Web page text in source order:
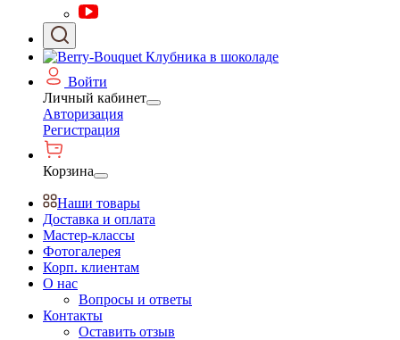
Войти
Личный кабинет
Авторизация
Регистрация
Корзина
Наши товары
Доставка и оплата
Мастер-классы
Фотогалерея
Корп. клиентам
О нас
Вопросы и ответы
Контакты
Оставить отзыв